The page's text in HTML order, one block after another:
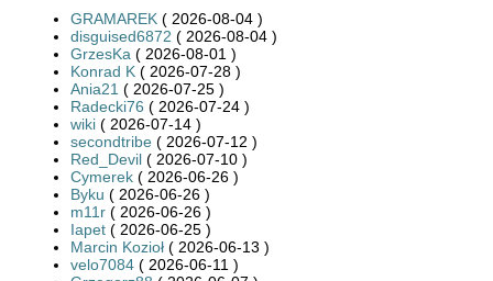
GRAMAREK ( 2026-08-04 )
disguised6872 ( 2026-08-04 )
GrzesKa ( 2026-08-01 )
Konrad K ( 2026-07-28 )
Ania21 ( 2026-07-25 )
Radecki76 ( 2026-07-24 )
wiki ( 2026-07-14 )
secondtribe ( 2026-07-12 )
Red_Devil ( 2026-07-10 )
Cymerek ( 2026-06-26 )
Byku ( 2026-06-26 )
m11r ( 2026-06-26 )
Iapet ( 2026-06-25 )
Marcin Kozioł ( 2026-06-13 )
velo7084 ( 2026-06-11 )